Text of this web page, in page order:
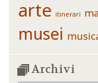
arte itinerari
musei
Archivi